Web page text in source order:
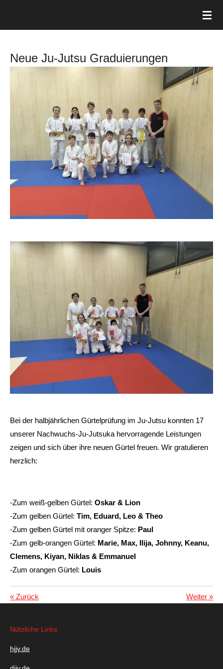
Neue Ju-Jutsu Graduierungen
Bei der halbjährlichen Gürtelprüfung im Ju-Jutsu konnten 17
unserer Nachwuchs-Ju-Jutsuka hervorragende Leistungen
zeigen und sich über ihre neuen Gürtel freuen. Wir gratulieren
herzlich:
-Zum weiß-gelben Gürtel: Oskar & Lion
-Zum gelben Gürtel: Tim, Eduard, Leo & Theo
-Zum gelben Gürtel mit oranger Spitze: Paul
-Zum gelb-orangen Gürtel: Marie, Max, Ilija, Johnny, Keanu,
Clemens, Kiyan, Niklas & Emmanuel
-Zum orangen Gürtel: Louis
« Zurück Weiter »
Nützliche Links
hjjv.de